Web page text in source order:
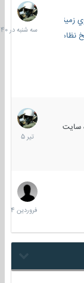
سه
شنبه
در
16
تیر
1405
29
فروردین
1404